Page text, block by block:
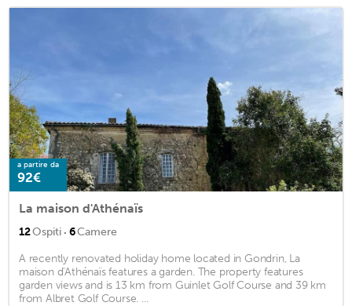
a partire da
92€
La maison d'Athénaïs
12Ospiti · 6Camere
A recently renovated holiday home located in Gondrin, La
maison d'Athénaïs features a garden. The property features
garden views and is 13 km from Guinlet Golf Course and 39 km
from Albret Golf Course. ...